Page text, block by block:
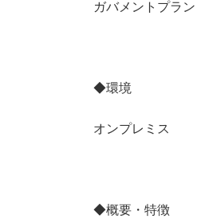
ガバメントプラ
◆環境
オンプレミス
◆概要・特徴